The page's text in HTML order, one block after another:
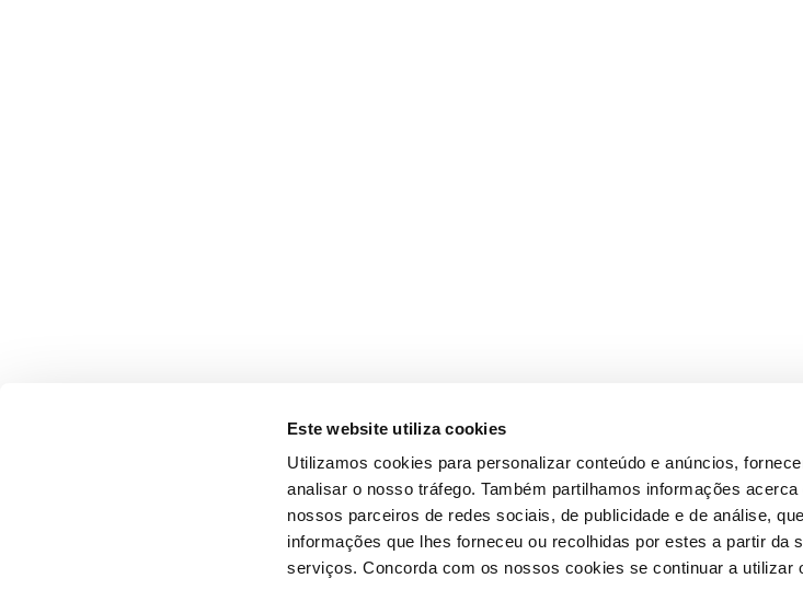
Este website utiliza cookies
Utilizamos cookies para personalizar conteúdo e anúncios,
analisar o nosso tráfego. Também partilhamos informações
nossos parceiros de redes sociais, de publicidade e de análise,
informações que lhes forneceu ou recolhidas por estes a partir da
serviços. Concorda com os nossos cookies se continuar a utilizar